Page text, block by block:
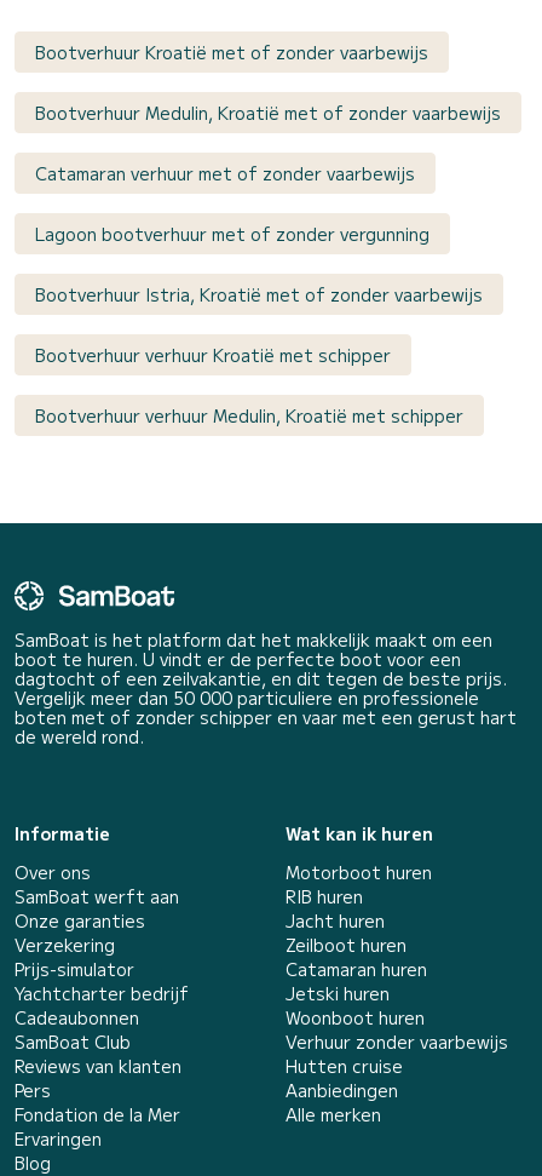
Bootverhuur Kroatië met of zonder vaarbewijs
Bootverhuur Medulin, Kroatië met of zonder vaarbewijs
Catamaran verhuur met of zonder vaarbewijs
Lagoon bootverhuur met of zonder vergunning
Bootverhuur Istria, Kroatië met of zonder vaarbewijs
Bootverhuur verhuur Kroatië met schipper
Bootverhuur verhuur Medulin, Kroatië met schipper
SamBoat is het platform dat het makkelijk maakt om een
boot te huren. U vindt er de perfecte boot voor een
dagtocht of een zeilvakantie, en dit tegen de beste prijs.
Vergelijk meer dan 50 000 particuliere en professionele
boten met of zonder schipper en vaar met een gerust hart
de wereld rond.
Informatie
Over ons
SamBoat werft aan
Onze garanties
Verzekering
Prijs-simulator
Yachtcharter bedrijf
Cadeaubonnen
SamBoat Club
Reviews van klanten
Pers
Fondation de la Mer
Ervaringen
Blog
Wat kan ik huren
Motorboot huren
RIB huren
Jacht huren
Zeilboot huren
Catamaran huren
Jetski huren
Woonboot huren
Verhuur zonder vaarbewijs
Hutten cruise
Aanbiedingen
Alle merken